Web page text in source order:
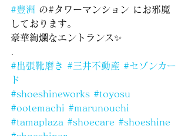
#豊洲
の#タワーマンション にお邪魔
しております。
豪華絢爛なエントランス✨
#出張靴磨き
#三井不動産 #セゾンカー
ド
#shoeshineworks #toyosu
#ootemachi #marunouchi
#tamaplaza #shoecare #shoeshine